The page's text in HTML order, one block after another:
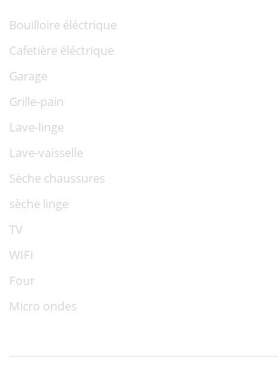
Bouilloire éléctrique
Cafetière éléctrique
Garage
Grille-pain
Lave-linge
Lave-vaisselle
Sèche chaussures
sèche linge
TV
WIFI
Four
Micro ondes